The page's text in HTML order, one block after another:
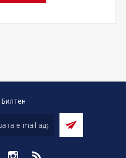
Билтен